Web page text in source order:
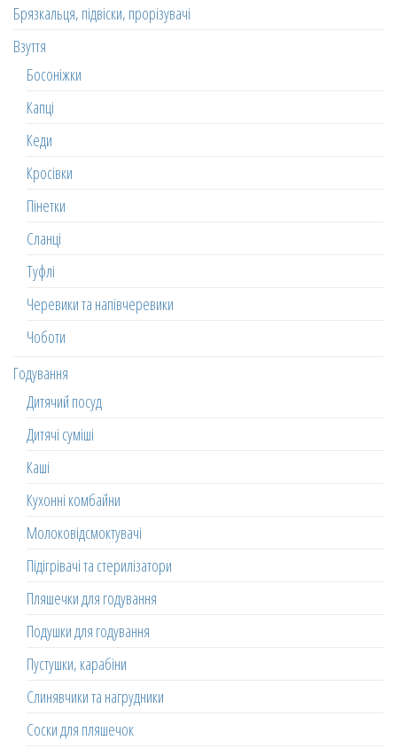
Брязкальця, підвіски, прорізувачі
Взуття
Босоніжки
Капці
Кеди
Кросівки
Пінетки
Сланці
Туфлі
Черевики та напівчеревики
Чоботи
Годування
Дитячий посуд
Дитячі суміші
Каші
Кухонні комбайни
Молоковідсмоктувачі
Підігрівачі та стерилізатори
Пляшечки для годування
Подушки для годування
Пустушки, карабіни
Слинявчики та нагрудники
Соски для пляшечок